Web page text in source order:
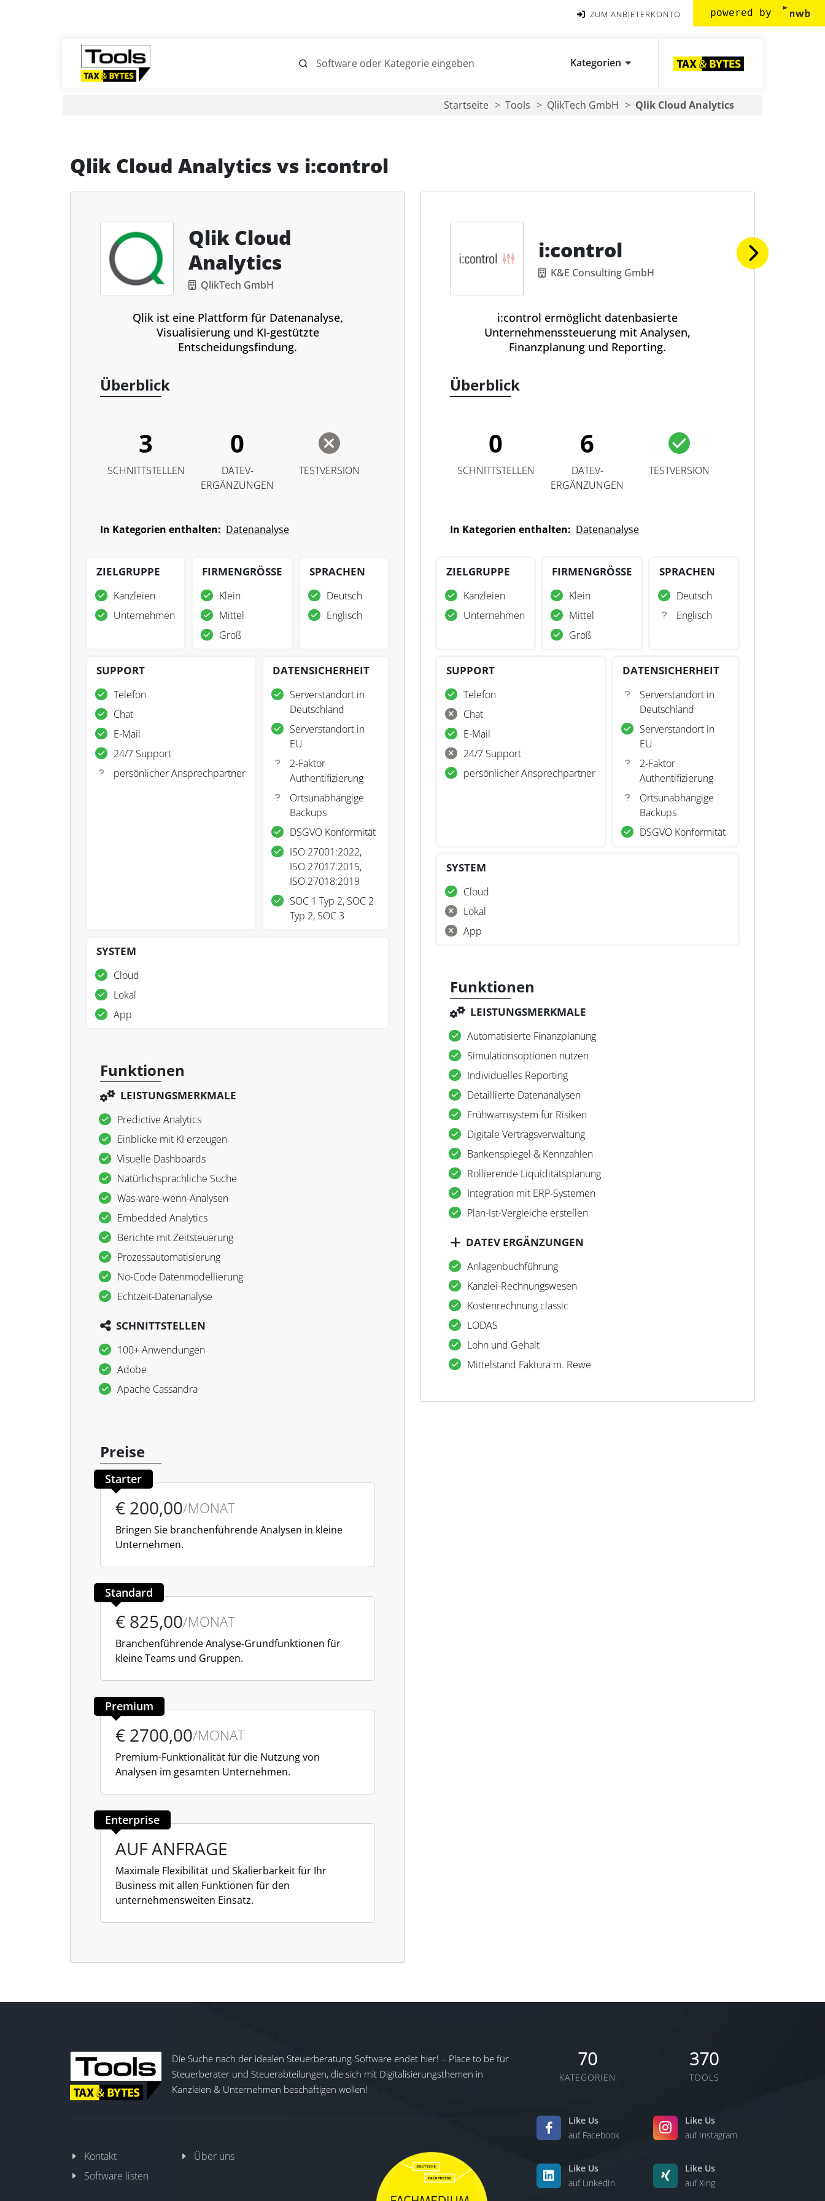
ZUM ANBIETERKONTO powered by
Kategorien
Startseite Tools QlikTech GmbH Qlik Cloud Analytics
Qlik Cloud Analytics vs i:control
Qlik Cloud
Analytics
QlikTech GmbH
Qlik ist eine Plattform für Datenanalyse,
Visualisierung und KI-gestützte
Entscheidungsfindung.
Überblick
3
SCHNITTSTELLEN
0
DATEV-
ERGÄNZUNGEN
TESTVERSION
In Kategorien enthalten: Datenanalyse
ZIELGRUPPE
Kanzleien
Unternehmen
FIRMENGRÖSSE
Klein
Mittel
Groß
SPRACHEN
Deutsch
Englisch
SUPPORT
Telefon
Chat
E-Mail
24/7 Support
persönlicher Ansprechpartner
DATENSICHERHEIT
Serverstandort in
Deutschland
Serverstandort in
EU
2-Faktor
Authentifizierung
Ortsunabhängige
Backups
DSGVO Konformität
ISO 27001:2022,
ISO 27017:2015,
ISO 27018:2019
SOC 1 Typ 2, SOC 2
Typ 2, SOC 3
SYSTEM
Cloud
Lokal
App
Funktionen
LEISTUNGSMERKMALE
Predictive Analytics
Einblicke mit KI erzeugen
Visuelle Dashboards
Natürlichsprachliche Suche
Was-wäre-wenn-Analysen
Embedded Analytics
Berichte mit Zeitsteuerung
Prozessautomatisierung
No-Code Datenmodellierung
Echtzeit-Datenanalyse
SCHNITTSTELLEN
100+ Anwendungen
Adobe
Apache Cassandra
Preise
Starter
€ 200,00/MONAT
Bringen Sie branchenführende Analysen in kleine
Unternehmen.
Standard
€ 825,00/MONAT
Branchenführende Analyse-Grundfunktionen für
kleine Teams und Gruppen.
Premium
€ 2700,00/MONAT
Premium-Funktionalität für die Nutzung von
Analysen im gesamten Unternehmen.
Enterprise
AUF ANFRAGE
Maximale Flexibilität und Skalierbarkeit für Ihr
Business mit allen Funktionen für den
unternehmensweiten Einsatz.
i:control
K&E Consulting GmbH
i:control ermöglicht datenbasierte
Unternehmenssteuerung mit Analysen,
Finanzplanung und Reporting.
Überblick
0
SCHNITTSTELLEN
6
DATEV-
ERGÄNZUNGEN
TESTVERSION
In Kategorien enthalten: Datenanalyse
ZIELGRUPPE
Kanzleien
Unternehmen
FIRMENGRÖSSE
Klein
Mittel
Groß
SPRACHEN
Deutsch
Englisch
SUPPORT
Telefon
Chat
E-Mail
24/7 Support
persönlicher Ansprechpartner
DATENSICHERHEIT
Serverstandort in
Deutschland
Serverstandort in
EU
2-Faktor
Authentifizierung
Ortsunabhängige
Backups
DSGVO Konformität
SYSTEM
Cloud
Lokal
App
Funktionen
LEISTUNGSMERKMALE
Automatisierte Finanzplanung
Simulationsoptionen nutzen
Individuelles Reporting
Detaillierte Datenanalysen
Frühwarnsystem für Risiken
Digitale Vertragsverwaltung
Bankenspiegel & Kennzahlen
Rollierende Liquiditätsplanung
Integration mit ERP-Systemen
Plan-Ist-Vergleiche erstellen
DATEV ERGÄNZUNGEN
Anlagenbuchführung
Kanzlei-Rechnungswesen
Kostenrechnung classic
LODAS
Lohn und Gehalt
Mittelstand Faktura m. Rewe
Die Suche nach der idealen Steuerberatung-Software endet hier! – Place to be für
Steuerberater und Steuerabteilungen, die sich mit Digitalisierungsthemen in
Kanzleien & Unternehmen beschäftigen wollen!
Kontakt
Über uns
Software listen
70
KATEGORIEN
370
TOOLS
Like Us
auf Facebook
Like Us
auf Instagram
Like Us
auf LinkedIn
Like Us
auf Xing